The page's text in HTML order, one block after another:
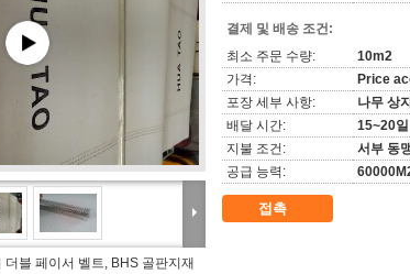
더블 페이서 벨트, BHS 골판지재
결제 및 배송 조건:
최소 주문 수량:
10m2
가격:
Price
포장 세부 사항:
나무 상
배달 시간:
15~20일
지불 조건:
서부 동
공급 능력:
접촉